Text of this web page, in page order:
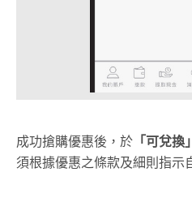
成功搶購優惠後，於 「可兌換」
須根據優惠之條款及細則指示